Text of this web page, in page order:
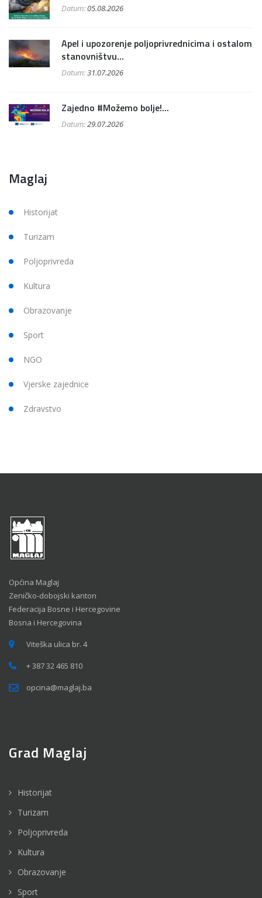
Datum:05.08.2026
Apel i upozorenje poljoprivrednicima i ostalom
stanovništvu...
Datum:31.07.2026
Zajedno #Možemo bolje!...
Datum:29.07.2026
Maglaj
Historijat
Turizam
Poljoprivreda
Kultura
Obrazovanje
Sport
NGO
Vjerske zajednice
Zdravstvo
Općina Maglaj
Zeničko-dobojski kanton
Federacija Bosne i Hercegovine
Bosna i Hercegovina
Viteška ulica br. 4
+ 387 32 465 810
opcina@maglaj.ba
Grad Maglaj
Historijat
Turizam
Poljoprivreda
Kultura
Obrazovanje
Sport